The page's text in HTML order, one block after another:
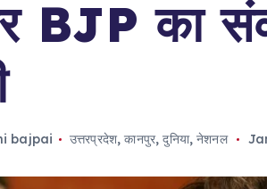
BJP का
bajpai उत्तरप्रदेश,कानपुर,दुनिया,नेशनल